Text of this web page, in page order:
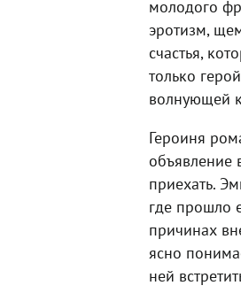
молодого
эротизм,
счастья,
только
волнующей
Героиня
объявление
приехать.
где прошло
причинах
ясно
ней